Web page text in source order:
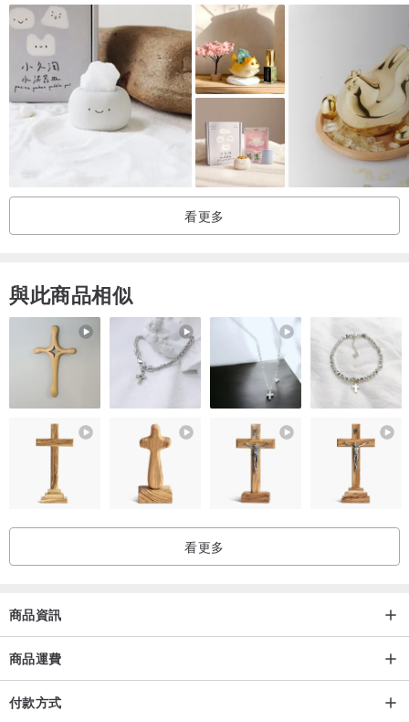
用乾布輕輕拭去灰塵即可
貼心提醒：
❗ 每件作品皆為純手工製作，細節與尺寸可能略有差異，正是手工溫
度的獨特之處
❗ 訂製商品恕不接受因個人喜好退貨，建議下單前先與設計師確認需
❗ 因螢幕顯示不同，實物顏色可能與照片略有差異
看更多
與此商品相似
看更多
商品資訊
商品運費
付款方式